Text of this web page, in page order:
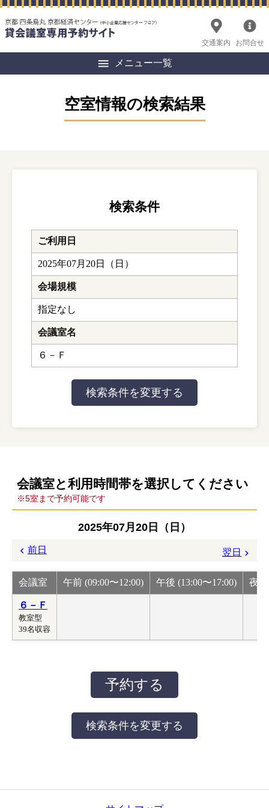
交通案内 お問合せ
メニュー一覧
空室情報の検索結果
検索条件
ご利用日
2025年07月20日（日）
会場規模
指定なし
会議室名
６－Ｆ
会議室と利用時間帯を選択してください
※5室まで予約可能です
2025年07月20日（日）
前日 翌日
会議室 午前 (09:00〜12:00) 午後 (13:00〜17:00) 夜
６－Ｆ
教室型
39名収容